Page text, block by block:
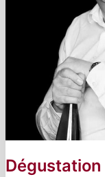
Dégustation